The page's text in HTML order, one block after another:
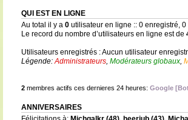
QUI EST EN LIGNE
Au total il y a 0utilisateur en ligne :: 0 enregistré,
Le record du nombre d’utilisateurs en ligne est de
Utilisateurs enregistrés : Aucun utilisateur
Légende:Administrateurs, Modérateurs globaux,
2membres actifs ces dernieres 24 heures: Google
ANNIVERSAIRES